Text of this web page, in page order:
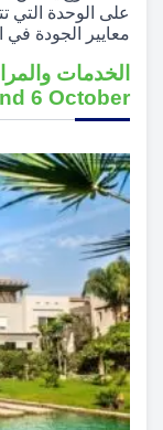
على الوحدة التي
معايير الجودة
6 October: